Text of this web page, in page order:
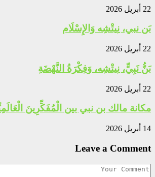
22 أبريل 2026
بَن نبي، نِيتْشِه وَالإِسْلَام
22 أبريل 2026
بَنُّ نَبِيٍّ، نِيتْشِه، وَفِكْرَةُ النَّهْضَةِ
22 أبريل 2026
مكانة مالك بن نبي بين الْمُفَكِّرِينَ
14 أبريل 2026
Leave a Comment